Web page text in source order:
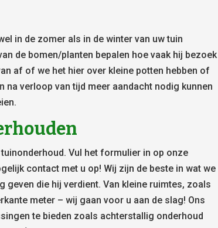
in de zomer als in de winter van uw tuin
de bomen/planten bepalen hoe vaak hij bezoek
af of we het hier over kleine potten hebben of
verloop van tijd meer aandacht nodig kunnen
Vul het formulier in op onze
contact met u op! Wij zijn de beste in wat we
geven die hij verdient. Van kleine ruimtes, zoals
meter – wij gaan voor u aan de slag! Ons
te bieden zoals achterstallig onderhoud